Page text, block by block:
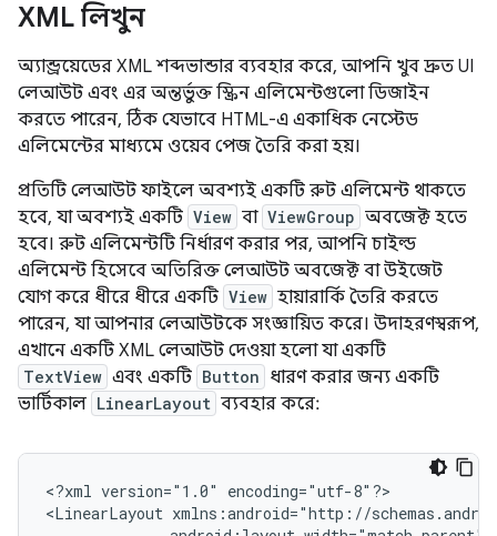
XML লিখুন
অ্যান্ড্রয়েডের XML শব্দভান্ডার ব্যবহার করে, আপনি খুব দ্রুত UI
লেআউট এবং এর অন্তর্ভুক্ত স্ক্রিন এলিমেন্টগুলো ডিজাইন
করতে পারেন, ঠিক যেভাবে HTML-এ একাধিক নেস্টেড
এলিমেন্টের মাধ্যমে ওয়েব পেজ তৈরি করা হয়।
প্রতিটি লেআউট ফাইলে অবশ্যই একটি রুট এলিমেন্ট থাকতে
হবে, যা অবশ্যই একটি View বা ViewGroup অবজেক্ট হতে
হবে। রুট এলিমেন্টটি নির্ধারণ করার পর, আপনি চাইল্ড
এলিমেন্ট হিসেবে অতিরিক্ত লেআউট অবজেক্ট বা উইজেট
যোগ করে ধীরে ধীরে একটি View হায়ারার্কি তৈরি করতে
পারেন, যা আপনার লেআউটকে সংজ্ঞায়িত করে। উদাহরণস্বরূপ,
এখানে একটি XML লেআউট দেওয়া হলো যা একটি
TextView এবং একটি Button ধারণ করার জন্য একটি
ভার্টিকাল LinearLayout ব্যবহার করে:
<?xml version="1.0"
encoding="utf-8"?>
<LinearLayout